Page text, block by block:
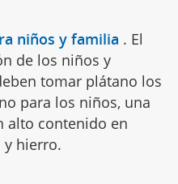
niños y familia . El
de los niños y
tomar plátano los
para los niños, una
alto contenido en
y hierro.